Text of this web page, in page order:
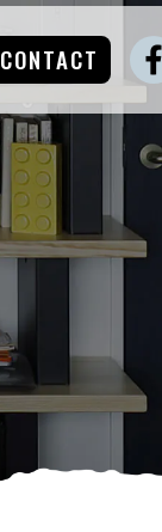
CONTACT